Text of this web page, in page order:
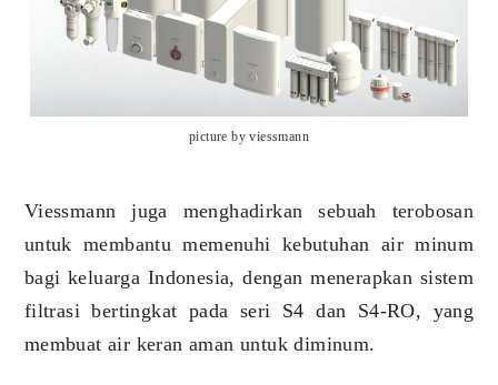
picture by viessmann
Viessmann juga menghadirkan sebuah terobosan
untuk membantu memenuhi kebutuhan air minum
bagi keluarga Indonesia, dengan menerapkan sistem
filtrasi bertingkat pada seri S4 dan S4-RO, yang
membuat air keran aman untuk diminum.